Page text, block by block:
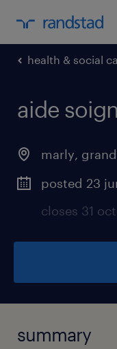
health & social
aide
marly,
posted 23
closes 31
summary